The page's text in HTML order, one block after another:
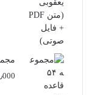
مجموعه ۵۴ قاعده